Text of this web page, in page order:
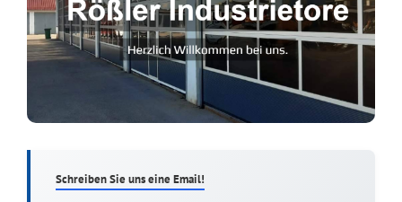
Schreiben Sie uns eine Email!